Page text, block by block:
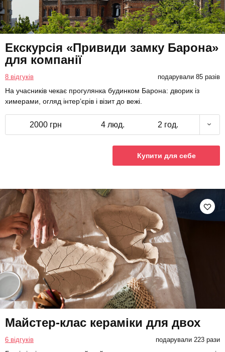
Екскурсія «Привиди замку Барона»
для компанії
8 відгуків подарували 85 разів
На учасників чекає прогулянка будинком Барона: дворик із
химерами, огляд інтер’єрів і візит до вежі.
2000 грн 4 люд. 2 год.
Купити для себе
Майстер-клас кераміки для двох
6 відгуків подарували 223 рази